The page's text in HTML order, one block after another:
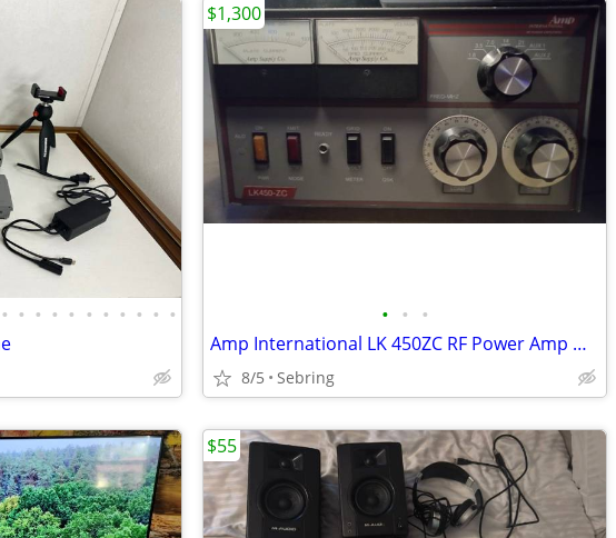
• • • • • • • • • • • • • •
Amp International LK 450ZC RF Power Amp Ham Radio
8/5 Sebring
$1,300
$55